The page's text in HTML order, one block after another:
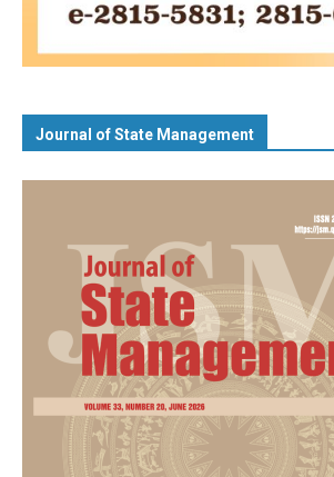
Journal of State Management